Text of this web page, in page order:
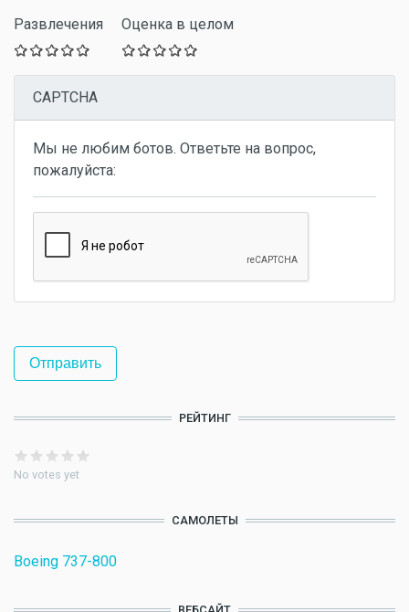
Развлечения Оценка в целом
CAPTCHA
Мы не любим ботов. Ответьте на вопрос,
пожалуйста:
РЕЙТИНГ
No votes yet
САМОЛЕТЫ
Boeing 737-800